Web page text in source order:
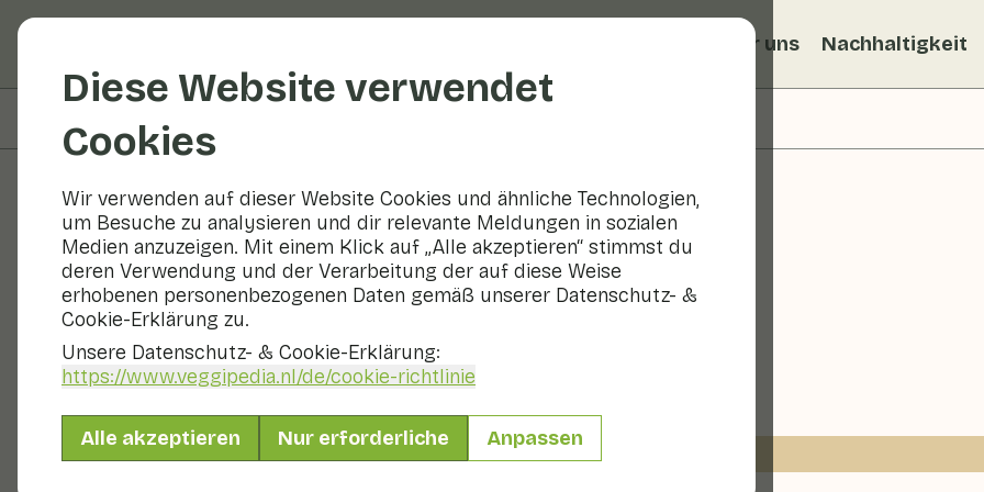
Diese Website verwendet
Cookies
Wir verwenden auf dieser Website Cookies und ähnliche Technologien,
um Besuche zu analysieren und dir relevante Meldungen in sozialen
Medien anzuzeigen. Mit einem Klick auf „Alle akzeptieren“ stimmst du
deren Verwendung und der Verarbeitung der auf diese Weise
erhobenen personenbezogenen Daten gemäß unserer Datenschutz- &
Cookie-Erklärung zu.
Unsere Datenschutz- & Cookie-Erklärung:
https://www.veggipedia.nl/de/cookie-richtlinie
Alle akzeptieren Nur erforderliche Anpassen
Über uns Nachhaltigkeit
Rezepte
Zäher Gemüsegrill
Hauptgericht 10 - 20 min
Mit saisonalen Produkten